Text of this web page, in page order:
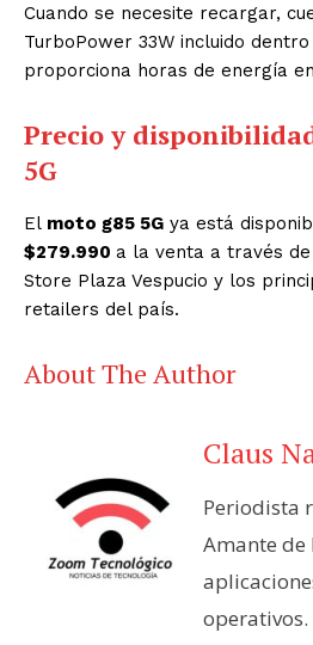
Cuando se necesite recargar,
TurboPower 33W incluido
proporciona horas de energía
Precio y
5G
El moto g85 5G ya está
$279.990 a la venta a través de
Store Plaza Vespucio y los
retailers del país.
About The Author
Claus
Periodista
Amante de